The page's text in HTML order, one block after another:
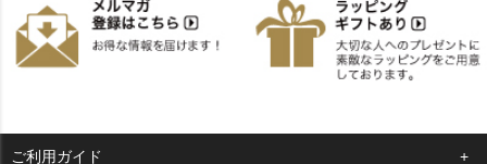
ご利用ガイド